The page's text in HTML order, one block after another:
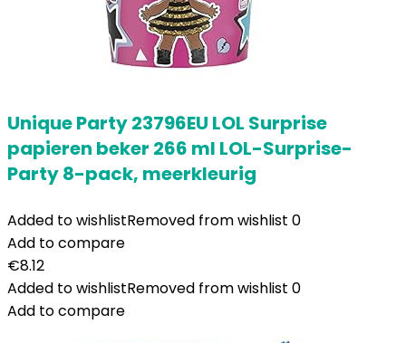
Unique Party 23796EU LOL Surprise
papieren beker 266 ml LOL-Surprise-
Party 8-pack, meerkleurig
Added to wishlistRemoved from wishlist 0
Add to compare
€8.12
Added to wishlistRemoved from wishlist 0
Add to compare